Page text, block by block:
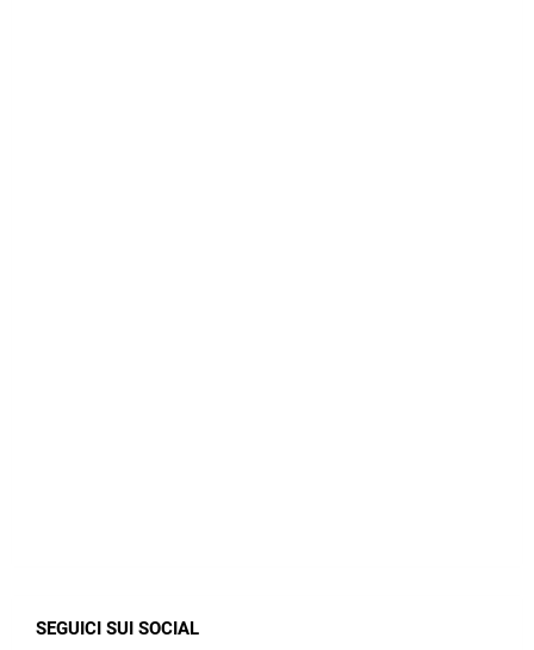
SEGUICI SUI SOCIAL